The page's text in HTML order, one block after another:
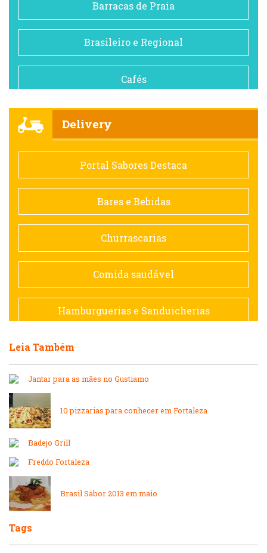
Barracas de Praia
Brasileiro e Regional
Cafés
Comida saudável
Contemporânea
Doceria
Espanhola
Francesa
Japonesa e Oriental
Delivery
Portal Sabores Destaca
Bares e Bebidas
Churrascarias
Comida saudável
Hamburguerias e Sanduicherias
Lanchonetes
Peixes e Frutos do Mar
Leia Também
Jantar para as mães no Gustiamo
10 pizzarias para conhecer em Fortaleza
Badejo Grill
Freddo Fortaleza
Brasil Sabor 2013 em maio
Tags